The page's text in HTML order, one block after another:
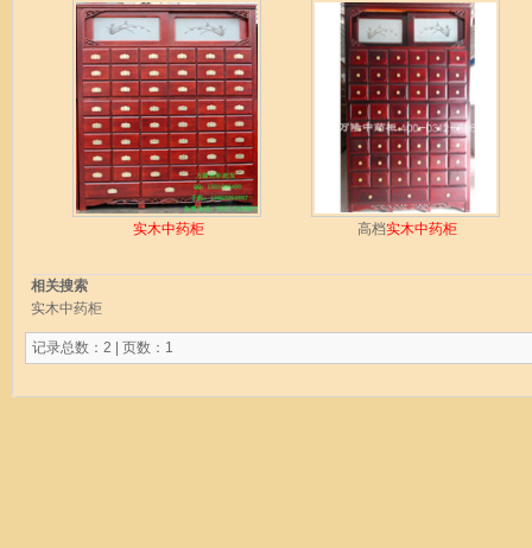
实木中药柜 高档实木中药柜
相关搜索
实木中药柜
记录总数：2 | 页数：1